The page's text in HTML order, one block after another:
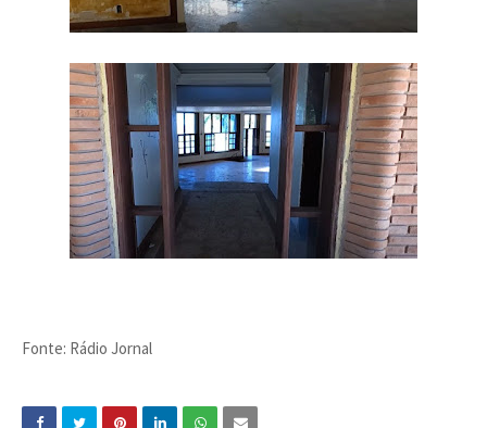
Fonte: Rádio Jornal